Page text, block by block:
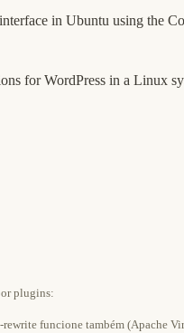
in Ubuntu using the
for WordPress in a Linux
plugins:
funcione também (Apache